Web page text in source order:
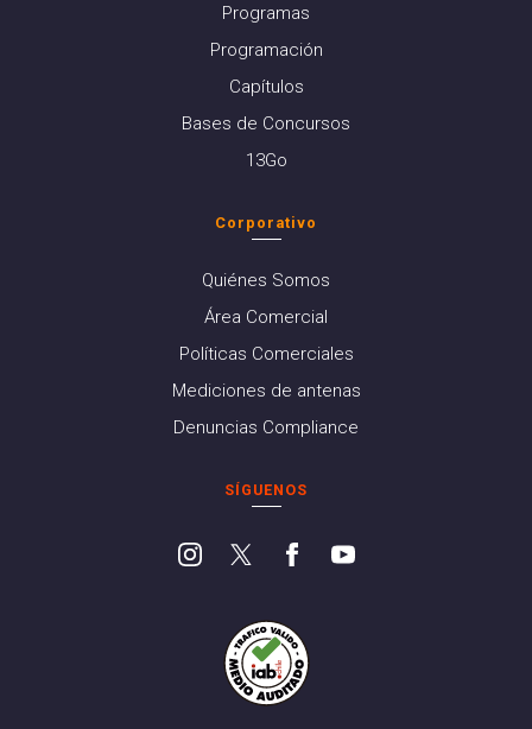
Programas
Programación
Capítulos
Bases de Concursos
13Go
Corporativo
Quiénes Somos
Área Comercial
Políticas Comerciales
Mediciones de antenas
Denuncias Compliance
SÍGUENOS